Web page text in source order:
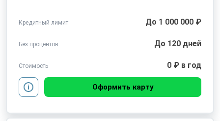
Кредитный лимит До 1 000 000 ₽
Без процентов До 120 дней
Стоимость 0 ₽ в год
Оформить карту